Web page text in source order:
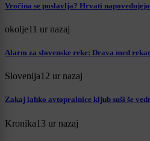
Vročina se poslavlja? Hrvati
okolje11 ur nazaj
Alarm za slovenske reke: Drava med
Slovenija12 ur nazaj
Zakaj lahko avtopralnice kljub suši še
Kronika13 ur nazaj